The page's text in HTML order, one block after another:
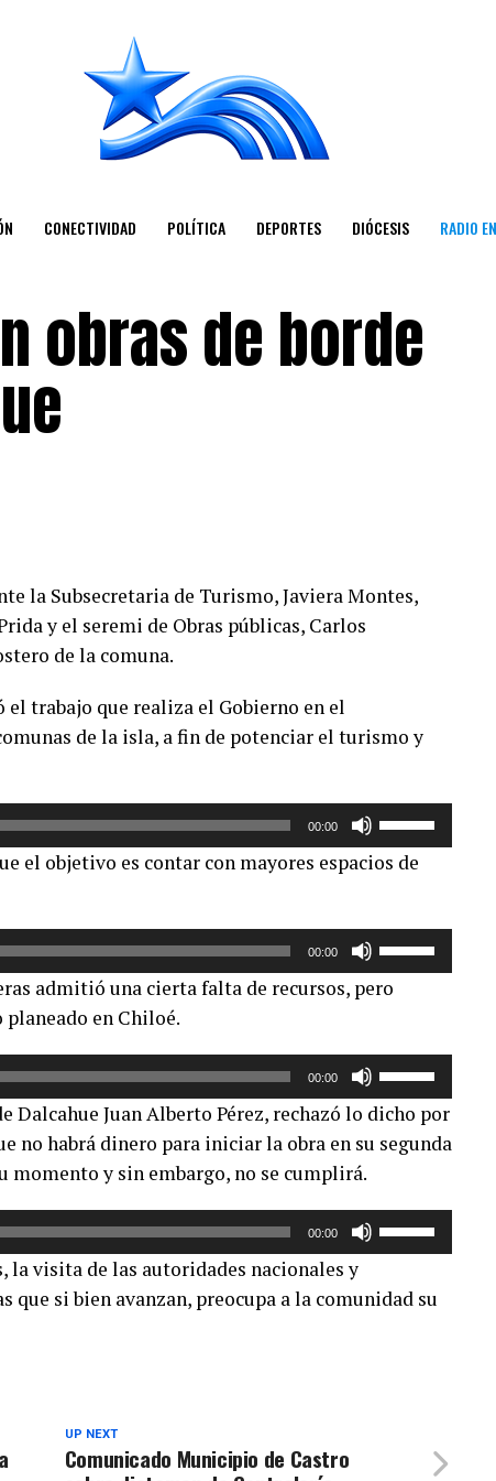
CONECTIVIDAD POLÍTICA DEPORTES DIÓCESIS RADIO
obras de borde
la Subsecretaria de Turismo, Javiera Montes,
y el seremi de Obras públicas, Carlos
de la comuna.
trabajo que realiza el Gobierno en el
de la isla, a fin de potenciar el turismo y
00:00
teclas
arriba/abajo
para
aumentar
disminuir
el
volumen.
el objetivo es contar con mayores espacios de
00:00
teclas
arriba/abajo
para
aumentar
o
volumen.
admitió una cierta falta de recursos, pero
en Chiloé.
00:00
teclas
de
para
aumentar
disminuir
Juan Alberto Pérez, rechazó lo dicho por
no habrá dinero para iniciar la obra en su segunda
momento y sin embargo, no se cumplirá.
00:00
de
disminuir
visita de las autoridades nacionales y
que si bien avanzan, preocupa a la comunidad su
UP NEXT
Comunicado Municipio de Castro